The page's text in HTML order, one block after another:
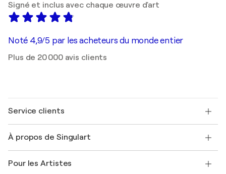
Signé et inclus avec chaque œuvre d'art
Noté 4,9/5 par les acheteurs du monde entier
Plus de 20 000 avis clients
Service clients
Expédition
Offrir une carte cadeau
À propos de Singulart
FAQ
Pour les Artistes